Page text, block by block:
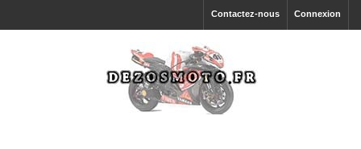
Connexion
Contactez-nous